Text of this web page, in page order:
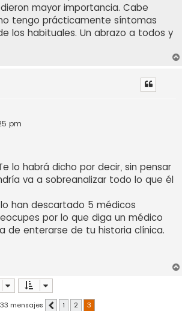
mayor importancia. Cabe
tengo prácticamente síntomas
los habituales. Un abrazo a todos y
pm
lo habrá dicho por decir, sin pensar
va a sobreanalizar todo lo que él
han descartado 5 médicos
por lo que diga un médico
de enterarse de tu historia clínica.
33 mensajes Anterior
1 2 3